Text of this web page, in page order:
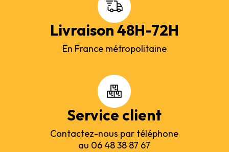
Livraison 48H-72H
En France métropolitaine
Service client
Contactez-nous par téléphone
au 06 48 38 87 67